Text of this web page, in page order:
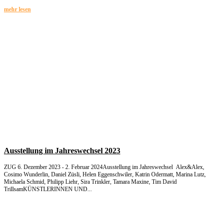
mehr lesen
Ausstellung im Jahreswechsel 2023
ZUG 6. Dezember 2023 - 2. Februar 2024Ausstellung im Jahreswechsel Alex&Alex,
Cosimo Wunderlin, Daniel Züsli, Helen Eggenschwiler, Katrin Odermatt, Marina Lutz,
Michaela Schmid, Philipp Liehr, Sira Trinkler, Tamara Maxine, Tim David
TrillsamKÜNSTLERINNEN UND...